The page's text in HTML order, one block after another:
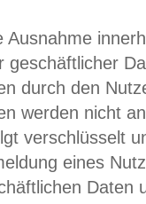
Ausnahme
geschäftlicher
durch den
werden nicht
verschlüsselt
eines
Daten